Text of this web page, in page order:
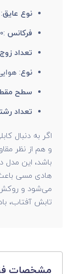
نوع عایق
فرکانس :50 هرتز
تعداد زوج
نوع:
سطح
تعداد
اگر به دنبال
و هم از نظر
باشد، این مدل
هادی مسی
تابش آفتاب،
مشخصات